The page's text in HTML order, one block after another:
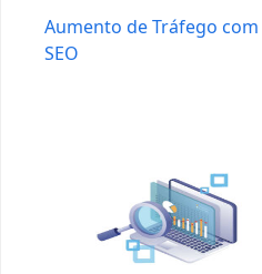
Aumento de Tráfego com
SEO